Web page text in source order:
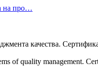
на про…
качества.
of quality management.